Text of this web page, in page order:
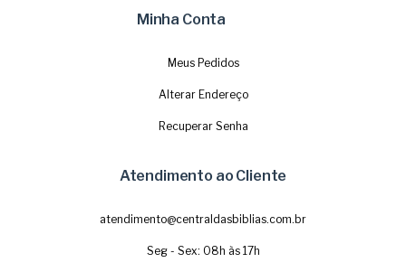
Minha Conta
Meus Pedidos
Alterar Endereço
Recuperar Senha
Atendimento ao Cliente
atendimento@centraldasbiblias.com.br
Seg - Sex: 08h às 17h